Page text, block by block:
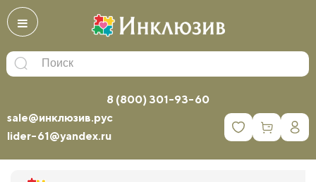
8 (800) 301-93-60
sale@инклюзив.рус
lider-61@yandex.ru
0